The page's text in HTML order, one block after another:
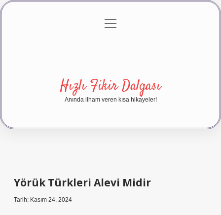
Gizlilik Politikası
menüyü
Hızlı Fikir Dalgası
Anında ilham veren kısa hikayeler!
Yörük Türkleri Alevi Midir
Tarih: Kasım 24, 2024